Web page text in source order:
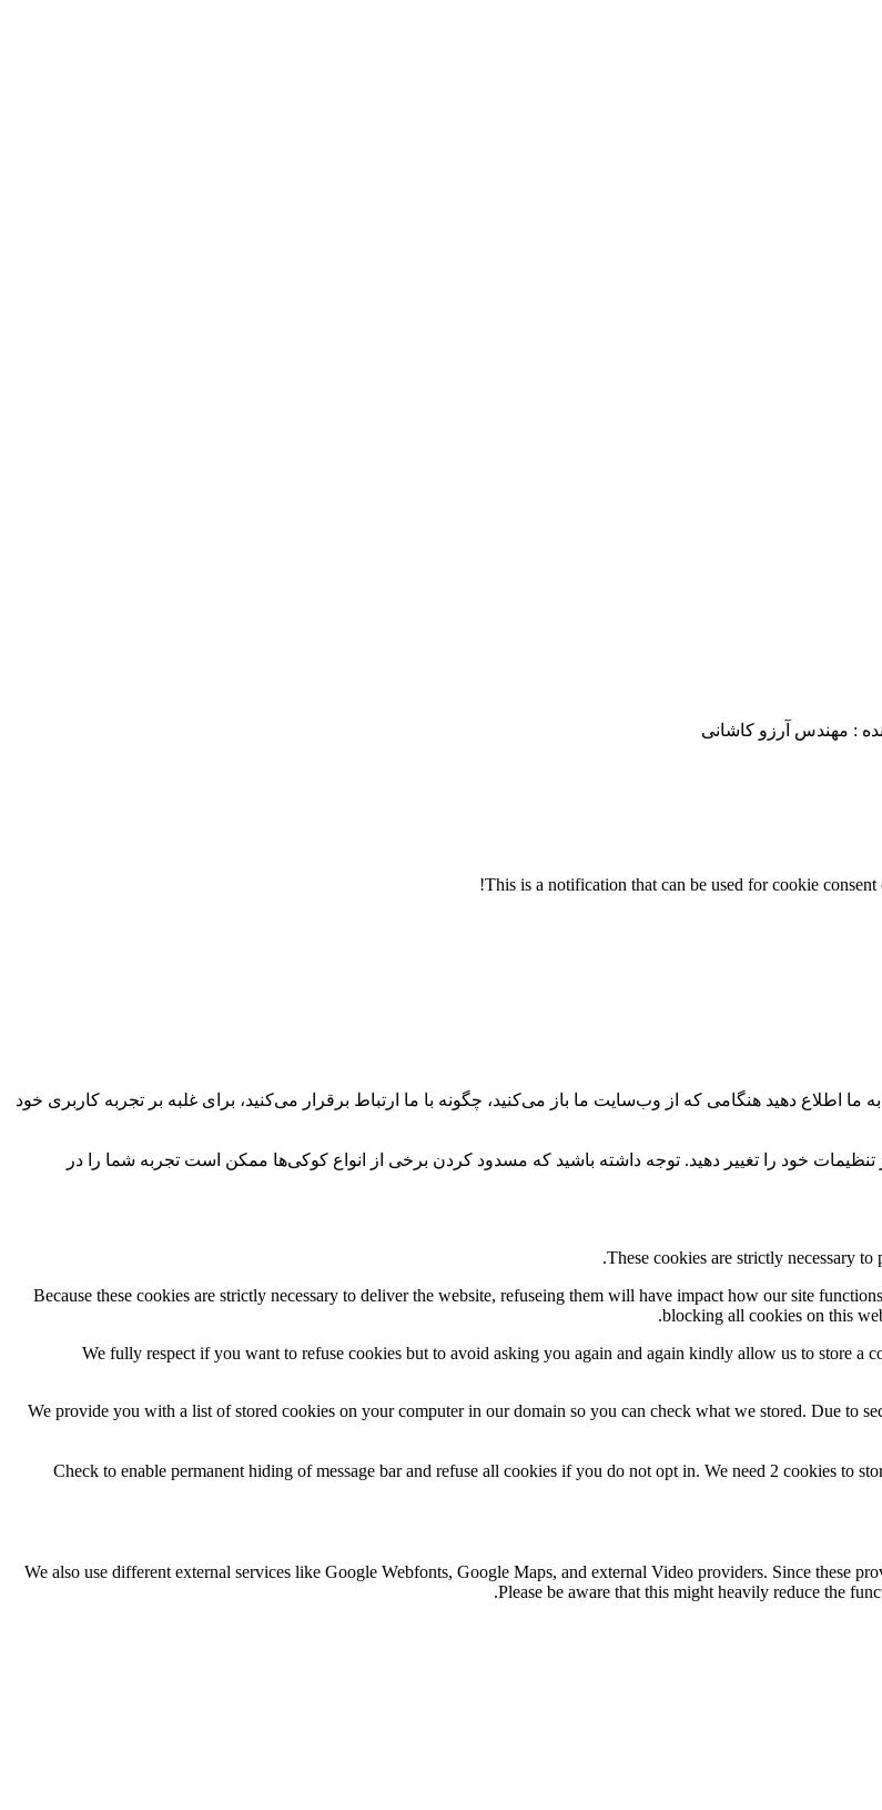
: مهندس آرزو کاشانی
This is a notification that can be used for cookie
اطلاع دهید هنگامی که از وب‌سایت ما باز می‌کنید، چگونه با ما ارتباط برقرار می‌کنید، برای غلبه بر تجربه کاربری خود
تنظیمات خود را تغییر دهید. توجه داشته باشید که مسدود کردن برخی از انواع کوکی‌ها ممکن است تجربه شما را در
These cookies are strictly necessary
Because these cookies are strictly necessary to deliver the website, refuseing them will have impact how our site
blocking all cookies on this
We fully respect if you want to refuse cookies but to avoid asking you again and again kindly allow us to store a
We provide you with a list of stored cookies on your computer in our domain so you can check what we stored. Due to
Check to enable permanent hiding of message bar and refuse all cookies if you do not opt in. We need 2 cookies to
We also use different external services like Google Webfonts, Google Maps, and external Video providers. Since these
Please be aware that this might heavily reduce the